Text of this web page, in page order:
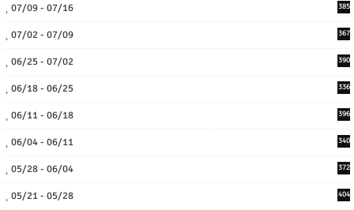
07/09 - 07/16 385
07/02 - 07/09 367
06/25 - 07/02 390
06/18 - 06/25 336
06/11 - 06/18 396
06/04 - 06/11 340
05/28 - 06/04 372
05/21 - 05/28 404